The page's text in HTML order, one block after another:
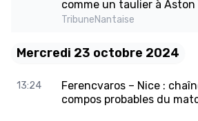
comme un taulier à Aston
TribuneNantaise
Mercredi 23 octobre 2024
13:24
Ferencvaros – Nice :
compos probables du